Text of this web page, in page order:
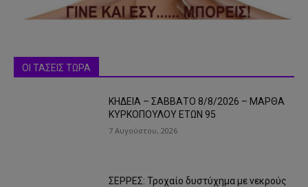
ΟΙ ΤΑΣΕΙΣ ΤΩΡΑ
ΚΗΔΕΙΑ – ΣΑΒΒΑΤΟ 8/8/2026 – ΜΑΡΘΑ
ΚΥΡΚΟΠΟΥΛΟΥ ΕΤΩΝ 95
7 Αυγούστου, 2026
ΣΕΡΡΕΣ: Τροχαίο δυστύχημα με νεκρούς